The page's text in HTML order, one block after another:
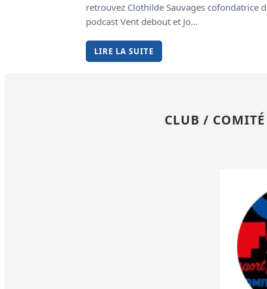
retrouvez Clothilde Sauvages cofondatrice
podcast Vent debout et Jo...
LIRE LA SUITE
CLUB /